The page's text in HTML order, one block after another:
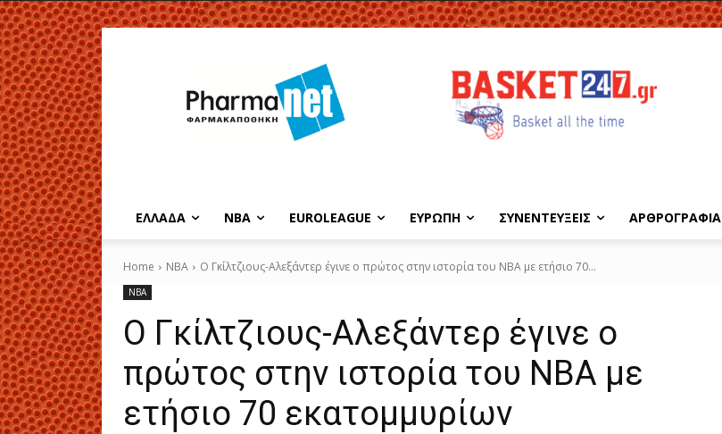
EΛΛΑΔΑ NBA ΕUROLEAGUE ΕΥΡΩΠΗ ΣΥΝΕΝΤΕΥΞΕΙΣ ΑΡΘΡΟΓΡΑΦΙΑ
Home NBA Ο Γκίλτζιους-Αλεξάντερ έγινε ο πρώτος στην ιστορία του ΝΒΑ με ετήσιο 70...
NBA
Ο Γκίλτζιους-Αλεξάντερ έγινε ο
πρώτος στην ιστορία του ΝΒΑ με
ετήσιο 70 εκατομμυρίων